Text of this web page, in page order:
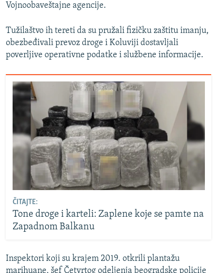
Vojnoobaveštajne agencije.
Tužilaštvo ih tereti da su pružali fizičku zaštitu imanju,
obezbeđivali prevoz droge i Koluviji dostavljali
poverljive operativne podatke i službene informacije.
ČITAJTE:
Tone droge i karteli: Zaplene koje se pamte na
Zapadnom Balkanu
Inspektori koji su krajem 2019. otkrili plantažu
marihuane, šef Četvrtog odeljenja beogradske policije